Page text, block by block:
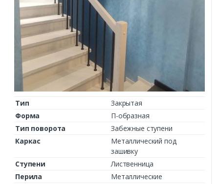
Тип
Закрытая
Форма
П-образная
Тип поворота
Забежные ступени
Каркас
Металлический под
зашивку
Ступени
Лиственница
Перила
Металлические